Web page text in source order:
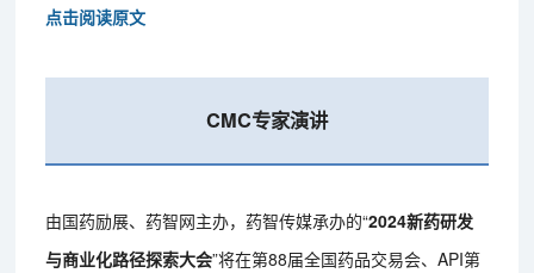
点击阅读原文
CMC专家演讲
由国药励展、药智网主办，药智传媒承办的“2024新药研发
与商业化路径探索大会”将在第88届全国药品交易会、API第